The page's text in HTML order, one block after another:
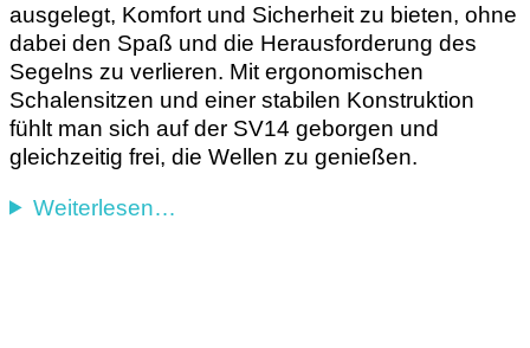
ausgelegt, Komfort und Sicherheit zu bieten, ohne
dabei den Spaß und die Herausforderung des
Segelns zu verlieren. Mit ergonomischen
Schalensitzen und einer stabilen Konstruktion
fühlt man sich auf der SV14 geborgen und
gleichzeitig frei, die Wellen zu genießen.
Weiterlesen…